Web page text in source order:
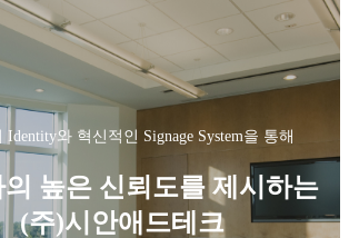
Identity와 혁신적인 Signage System을 통해
높은 신뢰도를 제시하는
(주)시안애드테크